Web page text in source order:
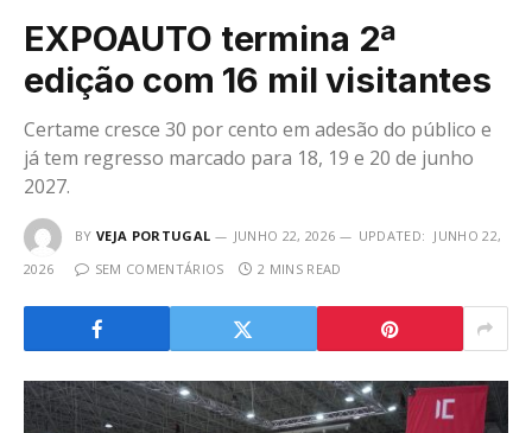
EXPOAUTO termina 2ª
edição com 16 mil visitantes
Certame cresce 30 por cento em adesão do público e
já tem regresso marcado para 18, 19 e 20 de junho
2027.
BY VEJA PORTUGAL JUNHO 22, 2026 UPDATED: JUNHO 22,
2026
SEM COMENTÁRIOS 2 MINS READ